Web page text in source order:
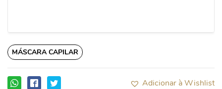
MÁSCARA CAPILAR
Adicionar à Wishlist